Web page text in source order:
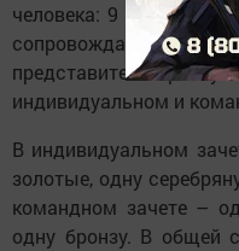
человека: 9
сопровождающих.
представители
индивидуальном и
В индивидуальном
золотые, одну
командном зачете –
одну бронзу. В общей